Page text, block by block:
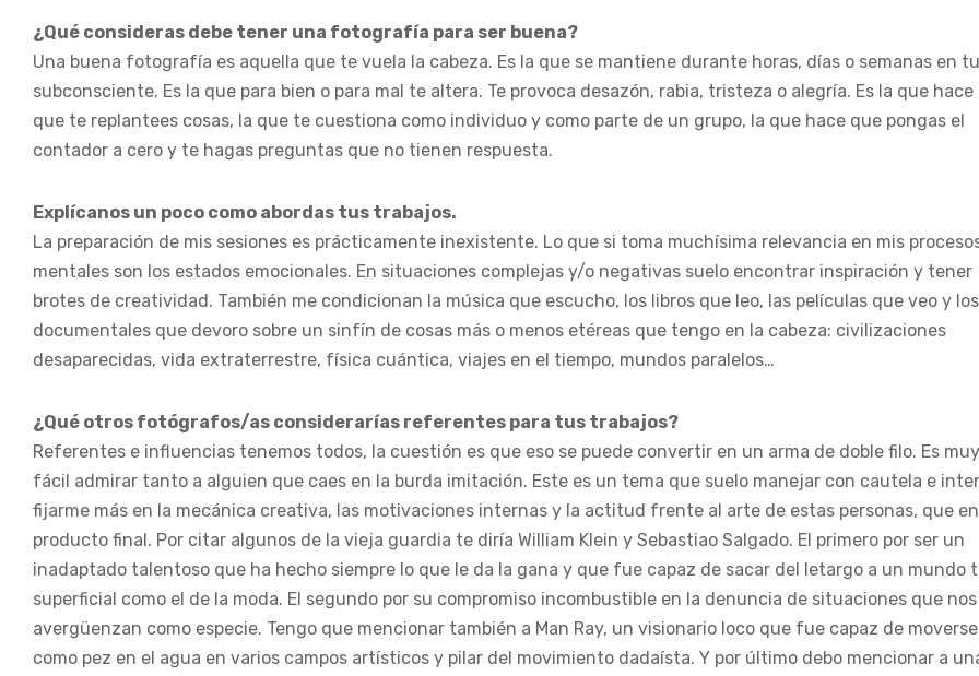
¿Qué consideras debe tener una fotografía para ser buena?
Una buena fotografía es aquella que te vuela la cabeza. Es la que se mantiene durante horas, días o semanas en tu
subconsciente. Es la que para bien o para mal te altera. Te provoca desazón, rabia, tristeza o alegría. Es la que hace
que te replantees cosas, la que te cuestiona como individuo y como parte de un grupo, la que hace que pongas el
contador a cero y te hagas preguntas que no tienen respuesta.
Explícanos un poco como abordas tus trabajos.
La preparación de mis sesiones es prácticamente inexistente. Lo que si toma muchísima relevancia en mis
mentales son los estados emocionales. En situaciones complejas y/o negativas suelo encontrar inspiración y tener
brotes de creatividad. También me condicionan la música que escucho, los libros que leo, las películas que veo y los
documentales que devoro sobre un sinfín de cosas más o menos etéreas que tengo en la cabeza: civilizaciones
desaparecidas, vida extraterrestre, física cuántica, viajes en el tiempo, mundos paralelos…
¿Qué otros fotógrafos/as considerarías referentes para tus trabajos?
Referentes e influencias tenemos todos, la cuestión es que eso se puede convertir en un arma de doble filo. Es muy
fácil admirar tanto a alguien que caes en la burda imitación. Este es un tema que suelo manejar con cautela e
fijarme más en la mecánica creativa, las motivaciones internas y la actitud frente al arte de estas personas, que
producto final. Por citar algunos de la vieja guardia te diría William Klein y Sebastiao Salgado. El primero por ser un
inadaptado talentoso que ha hecho siempre lo que le da la gana y que fue capaz de sacar del letargo a un mundo
superficial como el de la moda. El segundo por su compromiso incombustible en la denuncia de situaciones que nos
avergüenzan como especie. Tengo que mencionar también a Man Ray, un visionario loco que fue capaz de moverse
como pez en el agua en varios campos artísticos y pilar del movimiento dadaísta. Y por último debo mencionar a